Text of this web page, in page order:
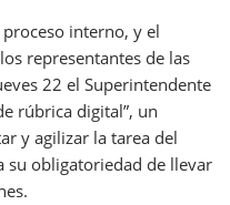
interno, y el
representantes de las
22 el Superintendente
rúbrica digital”, un
y agilizar la tarea del
su obligatoriedad de llevar